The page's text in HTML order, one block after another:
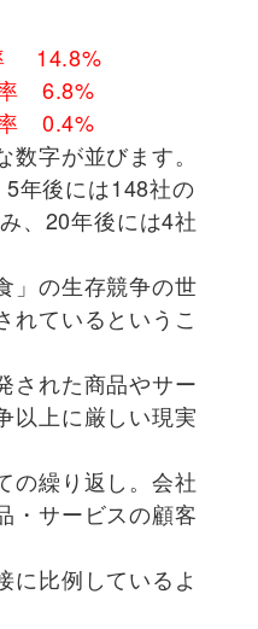
14.8%
率 6.8%
率 0.4%
字が並びます。
年後には148社の
、20年後には4社
」の生存競争の世
れているというこ
された商品やサー
以上に厳しい現実
の繰り返し。会社
・サービスの顧客
に比例しているよ